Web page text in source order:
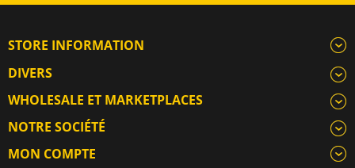
STORE INFORMATION
DIVERS
WHOLESALE ET MARKETPLACES
NOTRE SOCIÉTÉ
MON COMPTE